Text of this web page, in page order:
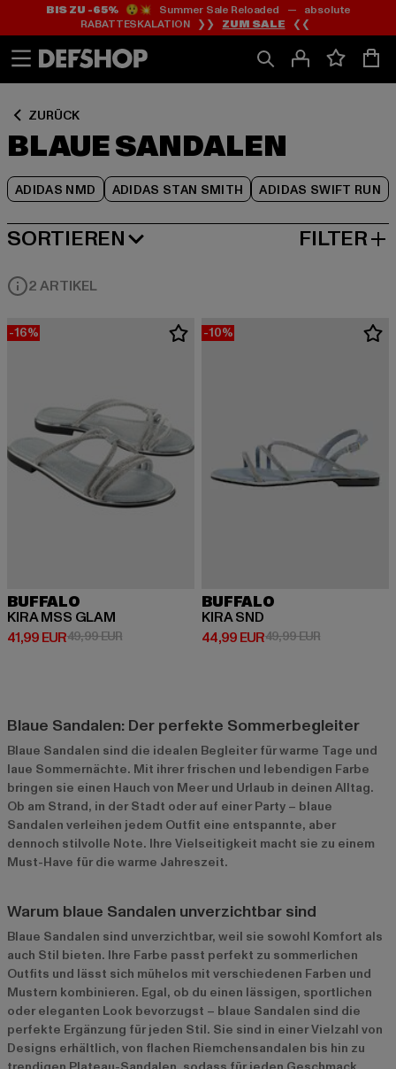
Zum
Inhalt
springen
Zum
Fußzeile
springen
BIS ZU -65%😲💥 Summer Sale Reloaded — absolute
RABATTESKALATION ❯❯ ZUM SALE ❮❮
ZURÜCK
BLAUE SANDALEN
ADIDAS NMD ADIDAS STAN SMITH ADIDAS SWIFT RUN
Zum
Produktraster
springen
SORTIEREN
HÖCHSTE REDUZIERUNG FILTER
2 ARTIKEL
-16%
BUFFALO
KIRA MSS GLAM
41,99 EUR
Derzeitiger Preis: 41,99 EUR
49,99 EURAktionspreis: 49,99 EUR
-10%
BUFFALO
KIRA SND
44,99 EUR
Derzeitiger Preis: 44,99 EUR
49,99 EURAktionspreis:
Blaue Sandalen: Der perfekte Sommerbegleiter
Blaue Sandalen sind die idealen Begleiter für warme Tage und
laue Sommernächte. Mit ihrer frischen und lebendigen Farbe
bringen sie einen Hauch von Meer und Urlaub in deinen Alltag.
Ob am Strand, in der Stadt oder auf einer Party – blaue
Sandalen verleihen jedem Outfit eine entspannte, aber
dennoch stilvolle Note. Ihre Vielseitigkeit macht sie zu einem
Must-Have für die warme Jahreszeit.
Warum blaue Sandalen unverzichtbar sind
Blaue Sandalen sind unverzichtbar, weil sie sowohl Komfort als
auch Stil bieten. Ihre Farbe passt perfekt zu sommerlichen
Outfits und lässt sich mühelos mit verschiedenen Farben und
Mustern kombinieren. Egal, ob du einen lässigen, sportlichen
oder eleganten Look bevorzugst – blaue Sandalen sind die
perfekte Ergänzung für jeden Stil. Sie sind in einer Vielzahl von
Designs erhältlich, von flachen Riemchensandalen bis hin zu